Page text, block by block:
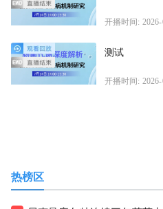
开播时间:
测试
开播时间:
热榜区